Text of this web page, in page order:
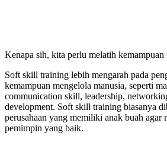
Kenapa sih, kita perlu melatih
Soft skill training lebih mengarah pada
kemampuan mengelola manusia, seperti
communication skill, leadership,
development. Soft skill training biasanya
perusahaan yang memiliki anak buah agar
pemimpin yang baik.